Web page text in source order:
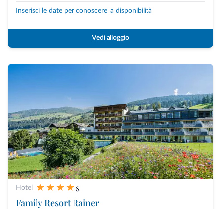
Inserisci le date per conoscere la disponibilità
Vedi alloggio
Hotel
s
Family Resort Rainer